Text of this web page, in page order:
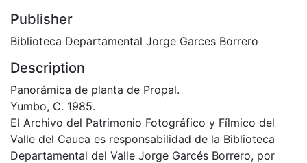
Publisher
Biblioteca Departamental Jorge Garces Borrero
Description
Panorámica de planta de Propal.
Yumbo, C. 1985.
El Archivo del Patrimonio Fotográfico y Fílmico del
Valle del Cauca es responsabilidad de la Biblioteca
Departamental del Valle Jorge Garcés Borrero, por